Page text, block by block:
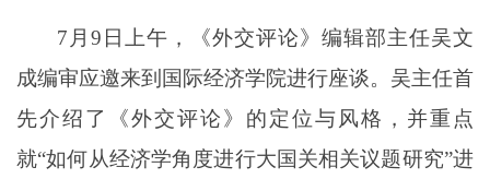
7月9日 上午 ，
《外交评论》编辑部主任吴文
成编审应邀来到 国际经济学院进行座谈。吴主任首
先介绍了
《外交评论》 的定位与风格，并重点
就“如何从经济学角度进行大国关相关议题研究”进